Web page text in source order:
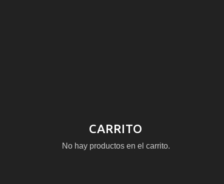
CARRITO
No hay productos en el carrito.